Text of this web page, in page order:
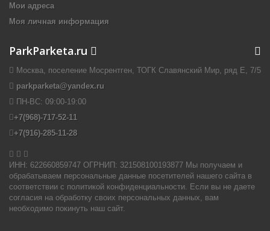
Мои адреса
Моя личная информация
ParkParketa.ru
Москва, поселение Мосрентген, ТОГК Славянский Мир, ряд Е, 7/5
parkparketa@yandex.ru
ПН-ВС: 09:00-19:00
+7(968)-717-52-11
+7(916)-285-11-28
 
ИНН: 622660859747 ОГРНИП: 321508100193877 Мы получаем и
обрабатываем персональные данные посетителей нашего сайта в
соответствии с политикой конфиденциальности. Если вы не даете
согласия на обработку своих персональных данных, вам
необходимо покинуть наш сайт.